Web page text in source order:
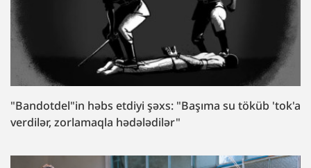
"Bandotdel"in həbs etdiyi şəxs: "Başıma su töküb 'tok'a
verdilər, zorlamaqla hədələdilər"